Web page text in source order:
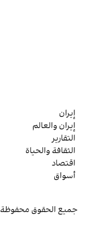
إيران
إيران والعالم
التقارير
الثقافة والحياة
اقتصاد
أسواق
جميع الحقوق محفوظة،